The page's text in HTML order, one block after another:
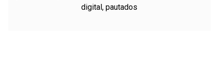
digital, pautados